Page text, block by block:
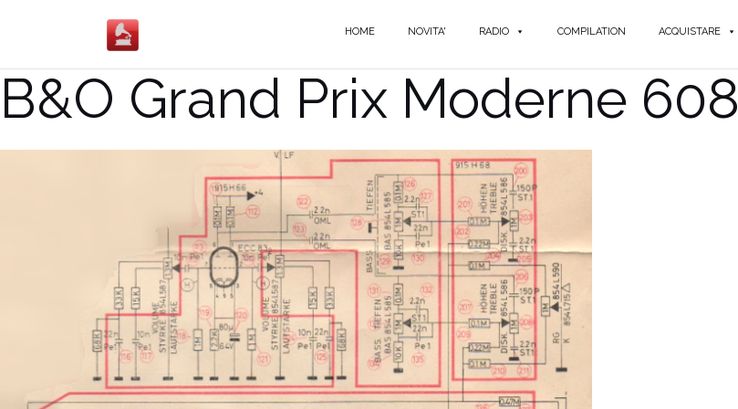
HOME NOVITA' RADIO COMPILATION ACQUISTARE
B&O Grand Prix Moderne 608